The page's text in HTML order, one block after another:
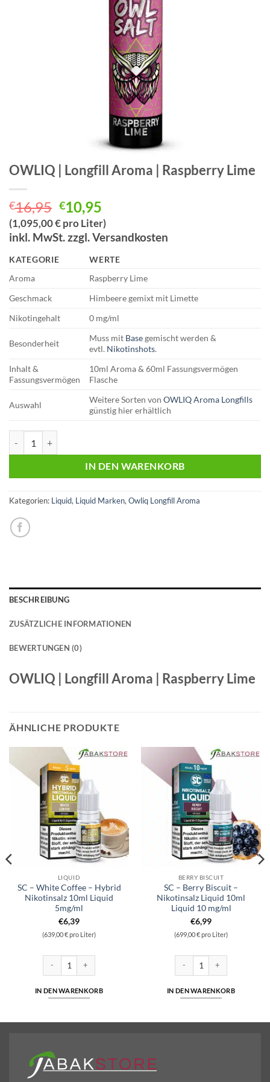
OWLIQ | Longfill Aroma | Raspberry Lime
€16,95 Ursprünglicher
Preis
war:
€10,95
Preis
ist:
(1,095,00 € pro Liter)
inkl. MwSt. zzgl. Versandkosten
KATEGORIE
WERTE
Aroma
Raspberry Lime
Geschmack
Himbeere gemixt mit Limette
Nikotingehalt
0 mg/ml
Besonderheit
Muss mit Basegemischt werden &
evtl. Nikotinshots.
Inhalt &
Fassungsvermögen
10ml Aroma & 60ml Fassungsvermögen
Flasche
Auswahl
Weitere Sorten vonOWLIQ Aroma Longfills
günstig hier erhältlich
IN DEN WARENKORB
Kategorien: Liquid, Liquid Marken, Owliq Longfill Aroma
BESCHREIBUNG
ZUSÄTZLICHE INFORMATIONEN
BEWERTUNGEN (0)
OWLIQ | Longfill Aroma | Raspberry Lime
ÄHNLICHE PRODUKTE
LIQUID
SC – White Coffee – Hybrid
Nikotinsalz 10ml Liquid
5mg/ml
€6,39
(639,00 € pro Liter)
IN DEN WARENKORB
BERRY BISCUIT
SC – Berry Biscuit –
Nikotinsalz Liquid 10ml
Liquid 10 mg/ml
€6,99
(699,00 € pro Liter)
IN DEN WARENKORB